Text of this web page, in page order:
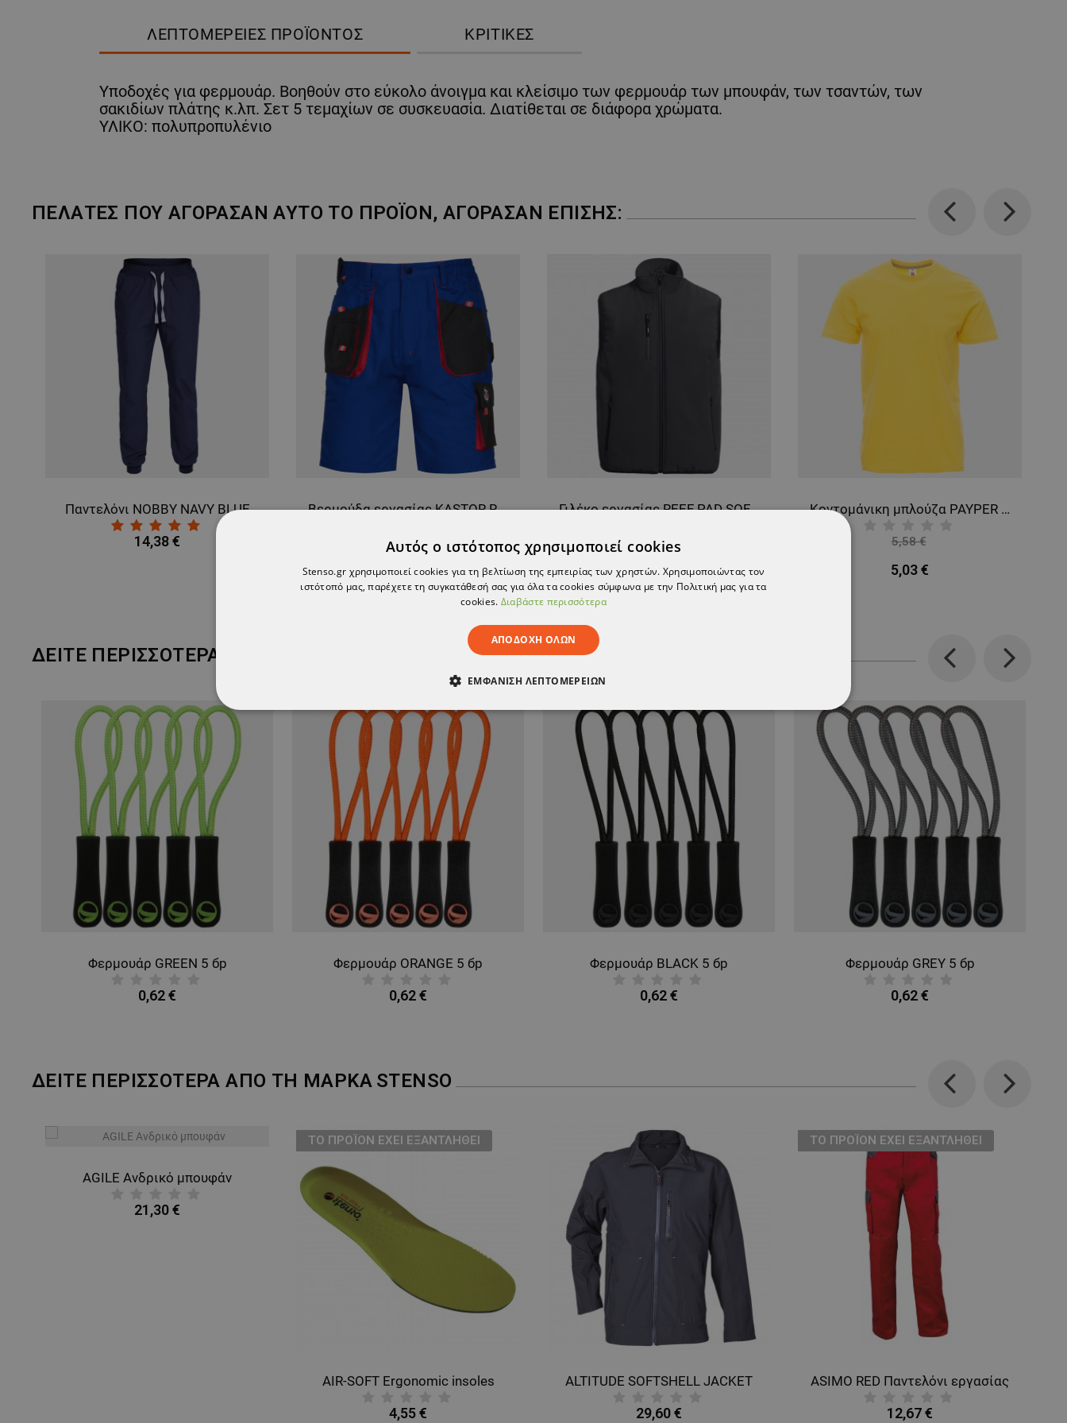
ΛΕΠΤΟΜΈΡΕΙΕΣ ΠΡΟΪΌΝΤΟΣ ΚΡΙΤΙΚΈΣ
Υποδοχές για φερμουάρ. Βοηθούν στο εύκολο άνοιγμα και κλείσιμο των φερμουάρ των μπουφάν, των τσαντών, των
σακιδίων πλάτης κ.λπ. Σετ 5 τεμαχίων σε συσκευασία. Διατίθεται σε διάφορα χρώματα.
ΥΛΙΚΟ: πολυπροπυλένιο
ΠΕΛΆΤΕΣ ΠΟΥ ΑΓΌΡΑΣΑΝ ΑΥΤΌ ΤΟ ΠΡΟΪΌΝ, ΑΓΌΡΑΣΑΝ ΕΠΊΣΗΣ:
Previous
Παντελόνι NOBBY NAVY BLUE
14,38 €
Bερμούδα εργασίας KASTOR ROYAL BLUE
19,72 €
-20%
15,77 €
Γιλέκο εργασίας REEF PAD SOFTSHELL BLACK
31,74 €
Κοντομάνικη μπλούζα PAYPER SUNSET YELLOW
5,58 €
5,03 €
Next
ΔΕΊΤΕ ΠΕΡΙΣΣΌΤΕΡΑ
Previous
Φερμουάρ GREEN 5 бр
0,62 €
Φερμουάρ ORANGE 5 бр
0,62 €
Φερμουάρ BLACK 5 бр
0,62 €
Φερμουάρ GREY 5 бр
0,62 €
Next
ΔΕΙΤΕ ΠΕΡΙΣΣΟΤΕΡΑ ΑΠΟ ΤΗ ΜΑΡΚΑ STENSO
Previous
AGILE Ανδρικό μπουφάν
21,30 €
ТΟ ΠΡΟΪΌΝ ΈΧΕΙ ΕΞΑΝΤΛΗΘΕΊ
AIR-SOFT Ergonomic insoles
4,55 €
ALTITUDE SOFTSHELL JACKET
29,60 €
ТΟ ΠΡΟΪΌΝ ΈΧΕΙ ΕΞΑΝΤΛΗΘΕΊ
ASIMO RED Παντελόνι εργασίας
12,67 €
Next
Αυτός ο ιστότοπος χρησιμοποιεί cookies
Stenso.gr χρησιμοποιεί cookies για τη βελτίωση της εμπειρίας των χρηστών. Χρησιμοποιώντας τον
ιστότοπό μας, παρέχετε τη συγκατάθεσή σας για όλα τα cookies σύμφωνα με την Πολιτική μας για τα
cookies. Διαβάστε περισσότερα
ΑΠΟΔΟΧΉ ΌΛΩΝ
ΕΜΦΆΝΙΣΗ ΛΕΠΤΟΜΕΡΕΙΏΝ
ΑΠΟΛΎΤΩΣ ΑΠΑΡΑΊΤΗΤΑ ΑΠΌΔΟΣΗΣ ΣΤΌΧΕΥΣΗΣ ΛΕΙΤΟΥΡΓΙΚΌΤΗΤΑΣ
ΜΗ ΤΑΞΙΝΟΜΗΜΈΝΑ